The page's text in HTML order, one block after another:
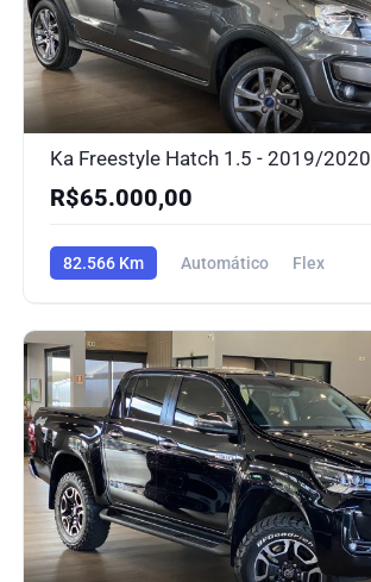
Ka Freestyle Hatch 1.5 - 2019/2020
R$65.000,00
82.566 Km Automático Flex